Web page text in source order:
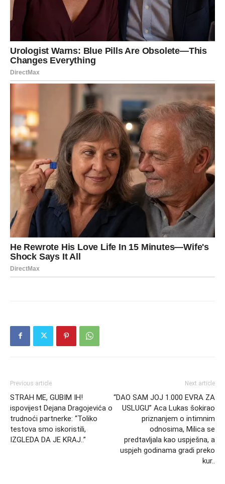
Previous article
STRAH ME, GUBIM IH!
ispovijest Dejana Dragojevića o
trudnoći partnerke: “Toliko
testova smo iskoristili,
IZGLEDA DA JE KRAJ..”
Next article
“DAO SAM JOJ 1.000 EVRA ZA
USLUGU” Aca Lukas šokirao
priznanjem o intimnim
odnosima, Milica se
predtavljala kao uspješna, a
uspjeh godinama gradi preko
kur..